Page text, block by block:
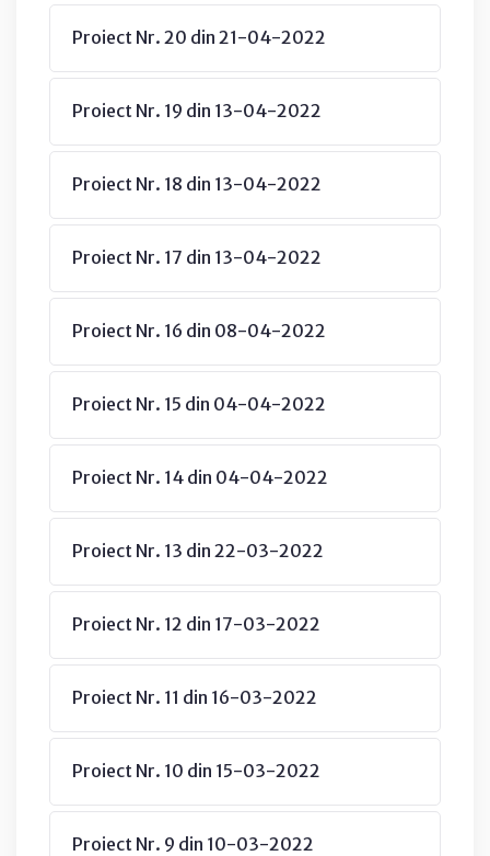
Proiect Nr. 20 din 21-04-2022
Proiect Nr. 19 din 13-04-2022
Proiect Nr. 18 din 13-04-2022
Proiect Nr. 17 din 13-04-2022
Proiect Nr. 16 din 08-04-2022
Proiect Nr. 15 din 04-04-2022
Proiect Nr. 14 din 04-04-2022
Proiect Nr. 13 din 22-03-2022
Proiect Nr. 12 din 17-03-2022
Proiect Nr. 11 din 16-03-2022
Proiect Nr. 10 din 15-03-2022
Proiect Nr. 9 din 10-03-2022